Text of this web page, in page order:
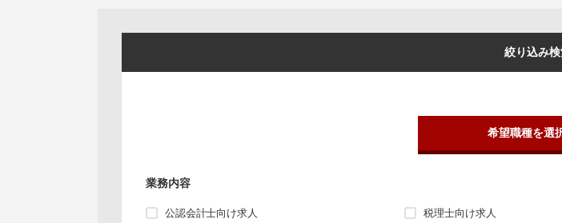
絞り込み
希望職種を選
業務内容
公認会計士向け求人 税理士向け求人